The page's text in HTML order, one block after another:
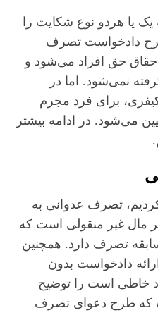
یا هردو نوع شکایت را
دادخواست تصرف
حق افراد می‌شود و
نمی‌شود. اما در
برای فرد مجرم
می‌شود. در ادامه بیشتر
تصرف عدوانی به
مال غیر منقولی است که
تصرف دارد. همچنین
دادخواست بدون
خاطی است را توضیح
که طرح دعوای تصرف